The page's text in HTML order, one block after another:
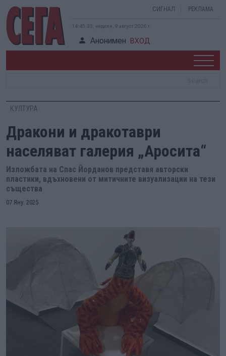
СИГНАЛ РЕКЛАМА
14:45:34, неделя, 9 август 2026 г.
Анонимен ВХОД
КУЛТУРА
Дракони и дракотаври
населяват галерия „Аросита“
Изложбата на Спас Йорданов представя авторски
пластики, вдъхновени от митичните визуализации на тези
същества
07 Яну. 2025